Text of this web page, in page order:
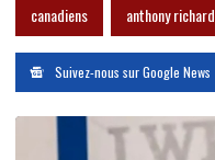
canadiens anthony richard
Suivez-nous sur Google News